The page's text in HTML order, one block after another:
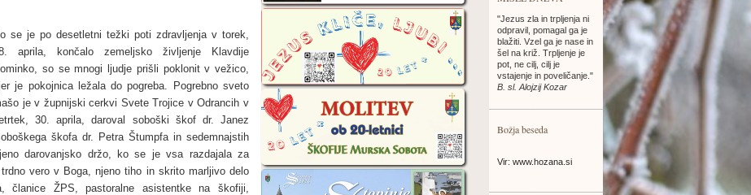
"Jezus zla in trpljenja ni
odpravil, pomagal ga je
blažiti. Vzel ga je nase in
šel na križ. Trpljenje je
pot, ne cilj, cilj je
vstajenje in poveličanje."
B. sl. Alojzij Kozar
Božja beseda
Vir: www.hozana.si
se je po desetletni težki poti zdravljenja v torek,
aprila, končalo zemeljsko življenje Klavdije
so se mnogi ljudje prišli poklonit v vežico,
je pokojnica ležala do pogreba. Pogrebno sveto
je v župnijski cerkvi Svete Trojice v Odrancih v
30. aprila, daroval soboški škof dr. Janez
škofa dr. Petra Štumpfa in sedemnajstih
darovanjsko držo, ko se je vsa razdajala za
vero v Boga, njeno tiho in skrito marljivo delo
članice ŽPS, pastoralne asistentke na škofiji,